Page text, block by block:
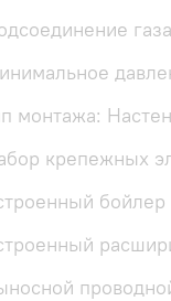
монтажа:
крепежных
бойлер